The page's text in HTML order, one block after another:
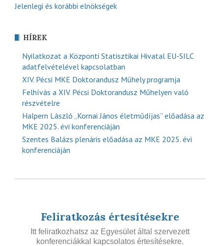
Jelenlegi és korábbi elnökségek
HÍREK
Nyilatkozat a Központi Statisztikai Hivatal EU-SILC
adatfelvételével kapcsolatban
XIV. Pécsi MKE Doktorandusz Műhely programja
Felhívás a XIV. Pécsi Doktorandusz Műhelyen való
részvételre
Halpern László „Kornai János életműdíjas” előadása az
MKE 2025. évi konferenciáján
Szentes Balázs plenáris előadása az MKE 2025. évi
konferenciáján
Feliratkozás értesítésekre
Itt feliratkozhatsz az Egyesület által szervezett
konferenciákkal kapcsolatos értesítésekre.